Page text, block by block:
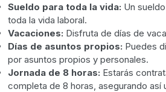
Sueldo para toda la vida: Un
toda la vida laboral.
Vacaciones: Disfruta de días de
Días de asuntos propios: Puedes
por asuntos propios y personales.
Jornada de 8 horas: Estarás
completa de 8 horas, asegurando así